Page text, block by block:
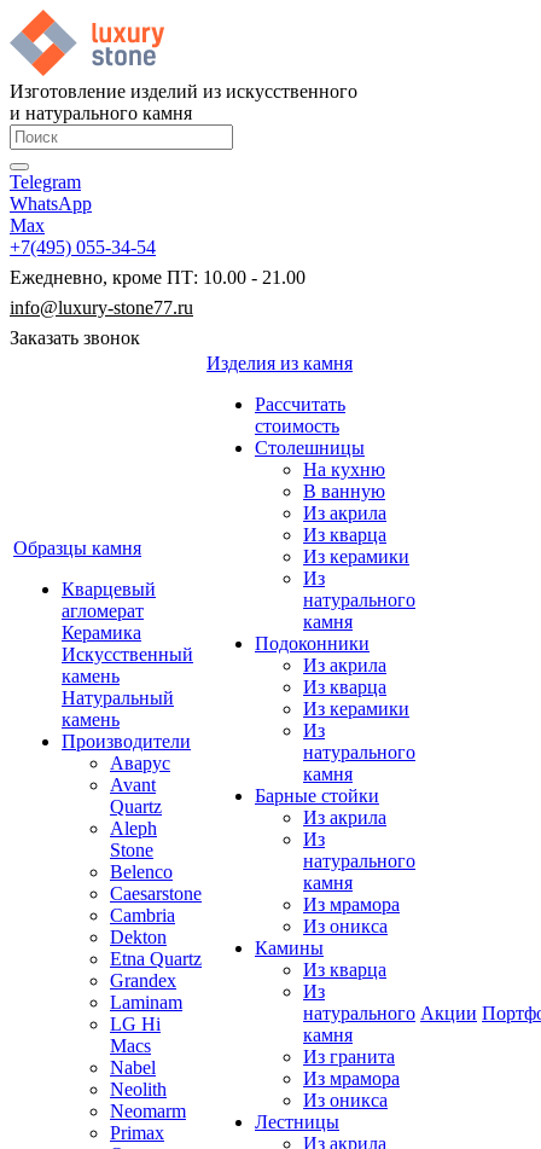
Изготовление изделий из искусственного
и натурального камня
Telegram
WhatsApp
Max
+7(495) 055-34-54
Ежедневно, кроме ПТ: 10.00 - 21.00
info@luxury-stone77.ru
Заказать звонок
Образцы камня
Кварцевый
агломерат
Керамика
Искусственный
камень
Натуральный
камень
Производители
Аварус
Avant
Quartz
Aleph
Stone
Belenco
Caesarstone
Cambria
Dekton
Etna Quartz
Grandex
Laminam
LG Hi
Macs
Nabel
Neolith
Neomarm
Primax
Изделия из камня
Рассчитать
стоимость
Столешницы
На кухню
В ванную
Из акрила
Из кварца
Из керамики
Из
натурального
камня
Подоконники
Из акрила
Из кварца
Из керамики
Из
натурального
камня
Барные стойки
Из акрила
Из
натурального
камня
Из мрамора
Из оникса
Камины
Из кварца
Из
натурального
камня
Из гранита
Из мрамора
Из оникса
Лестницы
Из акрила
Акции